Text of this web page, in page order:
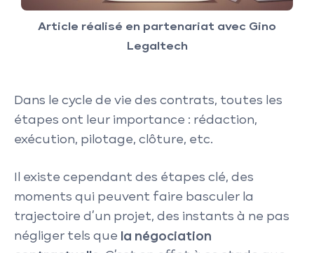
Article réalisé en partenariat avec Gino
Legaltech
Dans le cycle de vie des contrats, toutes les
étapes ont leur importance : rédaction,
exécution, pilotage, clôture, etc.
Il existe cependant des étapes clé, des
moments qui peuvent faire basculer la
trajectoire d’un projet, des instants à ne pas
négliger tels que la négociation